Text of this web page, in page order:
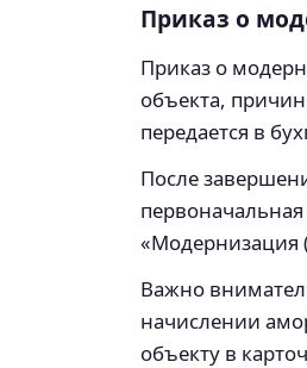
Приказ о
Приказ о
объекта,
передается в
После
«Модернизация
Важно
начислении
объекту в